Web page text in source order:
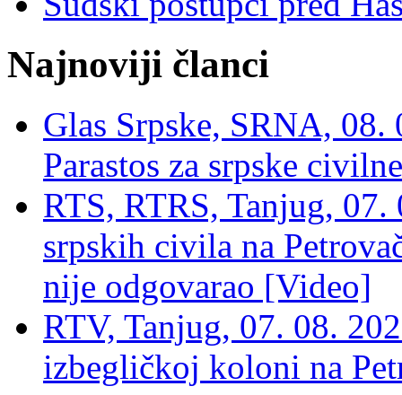
Najnoviji članci
Glas Srpske, SRNA,
Parastos za srpske
RTS, RTRS, Tanjug,
srpskih civila na
nije odgovarao [Video]
RTV, Tanjug, 07. 08.
izbegličkoj koloni na